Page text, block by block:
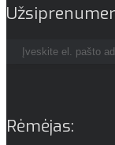
Rėmėjas: